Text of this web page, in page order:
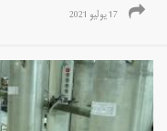
17 يوليو 2021